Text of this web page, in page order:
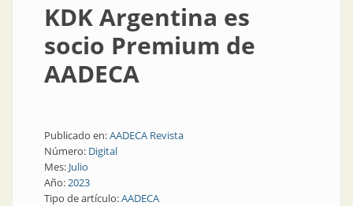
KDK Argentina es
socio Premium de
AADECA
Publicado en:AADECA Revista
Número: Digital
Mes: Julio
Año:2023
Tipo de artículo:AADECA